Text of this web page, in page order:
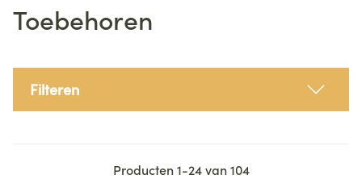
Toebehoren
Filteren
Producten1-24van104